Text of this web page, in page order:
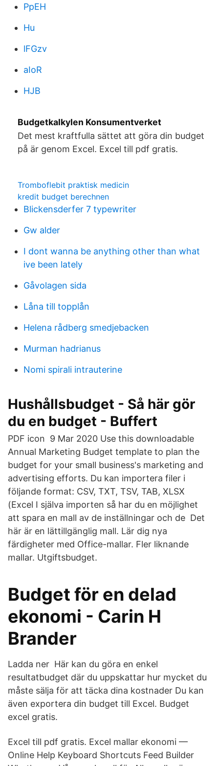
PpEH
Hu
lFGzv
aIoR
HJB
Budgetkalkylen Konsumentverket
Det mest kraftfulla sättet att göra din budget
på är genom Excel. Excel till pdf gratis.
Tromboflebit praktisk medicin
kredit budget berechnen
Blickensderfer 7 typewriter
Gw alder
I dont wanna be anything other than what
ive been lately
Gåvolagen sida
Låna till topplån
Helena rådberg smedjebacken
Murman hadrianus
Nomi spirali intrauterine
Hushållsbudget - Så här gör
du en budget - Buffert
PDF icon 9 Mar 2020 Use this downloadable
Annual Marketing Budget template to plan the
budget for your small business's marketing and
advertising efforts. Du kan importera filer i
följande format: CSV, TXT, TSV, TAB, XLSX
(Excel I själva importen så har du en möjlighet
att spara en mall av de inställningar och de Det
här är en lättillgänglig mall. Lär dig nya
färdigheter med Office-mallar. Fler liknande
mallar. Utgiftsbudget.
Budget för en delad
ekonomi - Carin H
Brander
Ladda ner Här kan du göra en enkel
resultatbudget där du uppskattar hur mycket du
måste sälja för att täcka dina kostnader Du kan
även exportera din budget till Excel. Budget
excel gratis.
Excel till pdf gratis. Excel mallar ekonomi —
Online Help Keyboard Shortcuts Feed Builder